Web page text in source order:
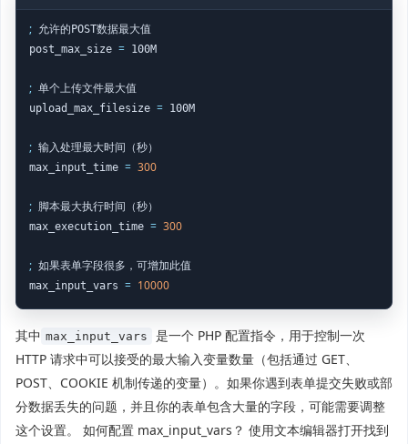
; 允许的POST数据最大值
post_max_size = 100M
; 单个上传文件最大值
upload_max_filesize = 100M
; 输入处理最大时间（秒）
max_input_time = 300
; 脚本最大执行时间（秒）
max_execution_time = 300
; 如果表单字段很多，可增加此值
max_input_vars = 10000
其中 max_input_vars
是一个 PHP 配置指令，用于控制一次
HTTP 请求中可以接受的最大输入变量数量（包括通过 GET、
POST、COOKIE 机制传递的变量）。如果你遇到表单提交失败或部
分数据丢失的问题，并且你的表单包含大量的字段，可能需要调整
这个设置。 如何配置 max_input_vars？ 使用文本编辑器打开找到